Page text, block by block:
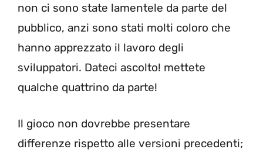
non ci sono state lamentele da parte del
pubblico, anzi sono stati molti coloro che
hanno apprezzato il lavoro degli
sviluppatori. Dateci ascolto! mettete
qualche quattrino da parte!
Il gioco non dovrebbe presentare
differenze rispetto alle versioni precedenti;